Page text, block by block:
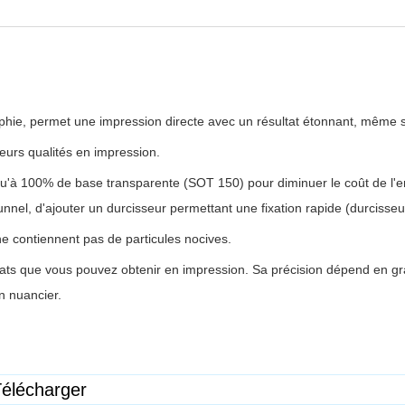
permet une impression directe avec un résultat étonnant, même
qualités en impression.
100% de base transparente (SOT 150) pour diminuer le coût de
d'ajouter un durcisseur permettant une fixation rapide
contiennent pas de particules nocives.
que vous pouvez obtenir en impression. Sa précision dépend en
nuancier.